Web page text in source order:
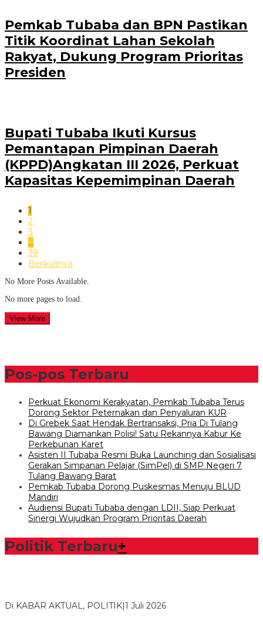
Pemkab Tubaba dan BPN Pastikan
Titik Koordinat Lahan Sekolah
Rakyat, Dukung Program Prioritas
Presiden
Bupati Tubaba Ikuti Kursus
Pemantapan Pimpinan Daerah
(KPPD)Angkatan III 2026, Perkuat
Kapasitas Kepemimpinan Daerah
1
2
3
…
39
Berikutnya
No More Posts Available.
No more pages to load.
View More
Pos-pos Terbaru
Perkuat Ekonomi Kerakyatan, Pemkab Tubaba Terus
Dorong Sektor Peternakan dan Penyaluran KUR
Di Grebek Saat Hendak Bertransaksi, Pria Di Tulang
Bawang Diamankan Polisi! Satu Rekannya Kabur Ke
Perkebunan Karet
Asisten II Tubaba Resmi Buka Launching dan Sosialisasi
Gerakan Simpanan Pelajar (SimPel) di SMP Negeri 7
Tulang Bawang Barat
Pemkab Tubaba Dorong Puskesmas Menuju BLUD
Mandiri
Audiensi Bupati Tubaba dengan LDII, Siap Perkuat
Sinergi Wujudkan Program Prioritas Daerah
Politik Terbaru+
Di KABAR AKTUAL, POLITIK 1 Juli 2026